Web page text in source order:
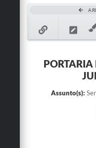
Ouvidoria
LegislaçãoPORTARIA
Assunto(s):